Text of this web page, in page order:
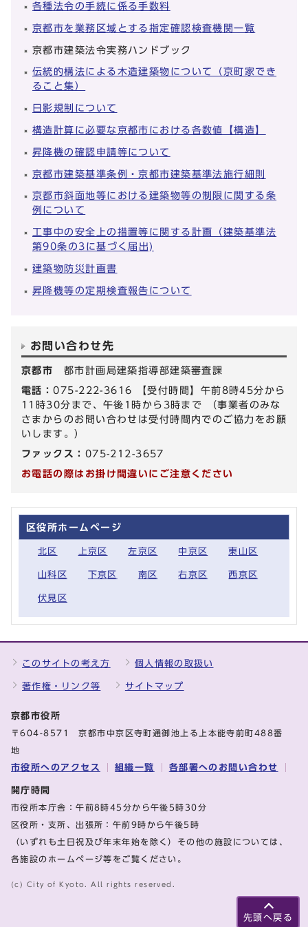
各種法令の手続に係る手数料
京都市を業務区域とする指定確認検査機関一覧
京都市建築法令実務ハンドブック
伝統的構法による木造建築物について（京町家でき
ること集）
日影規制について
構造計算に必要な京都市における各数値【構造】
昇降機の確認申請等について
京都市建築基準条例・京都市建築基準法施行細則
京都市斜面地等における建築物等の制限に関する条
例について
工事中の安全上の措置等に関する計画（建築基準法
第90条の3に基づく届出)
建築物防災計画書
昇降機等の定期検査報告について
お問い合わせ先
京都市 都市計画局建築指導部建築審査課
電話：075-222-3616 【受付時間】午前8時45分から
11時30分まで、午後1時から3時まで （事業者のみな
さまからのお問い合わせは受付時間内でのご協力をお願
いします。）
ファックス： 075-212-3657
お電話の際はお掛け間違いにご注意ください
区役所ホームページ
北区 上京区 左京区 中京区 東山区
山科区 下京区 南区 右京区 西京区
伏見区
先頭へ戻る
このサイトの考え方 個人情報の取扱い
著作権・リンク等 サイトマップ
京都市役所
〒604-8571 京都市中京区寺町通御池上る上本能寺前町488番
地
市役所へのアクセス 組織一覧 各部署へのお問い合わせ
開庁時間
市役所本庁舎：午前8時45分から午後5時30分
区役所・支所、出張所：午前9時から午後5時
（いずれも土日祝及び年末年始を除く）その他の施設については、
各施設のホームページ等をご覧ください。
(c) City of Kyoto. All rights reserved.